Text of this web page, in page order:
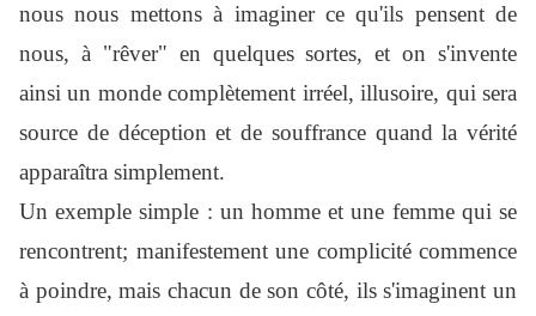
nous nous mettons à imaginer ce qu'ils pensent de
nous, à "rêver" en quelques sortes, et on s'invente
ainsi un monde complètement irréel, illusoire, qui sera
source de déception et de souffrance quand la vérité
apparaîtra simplement.
Un exemple simple : un homme et une femme qui se
rencontrent; manifestement une complicité commence
à poindre, mais chacun de son côté, ils s'imaginent un